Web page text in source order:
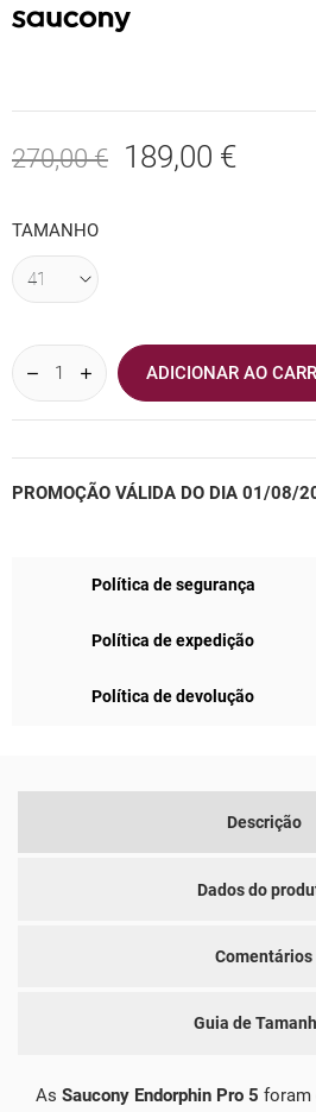
270,00 € 189,00 €
TAMANHO
ADICIONAR AO
PROMOÇÃO VÁLIDA DO DIA 01/08/
Política de segurança
Política de expedição
Política de devolução
Descrição
Dados do
Comentários
Guia de
As Saucony Endorphin Pro 5 foram